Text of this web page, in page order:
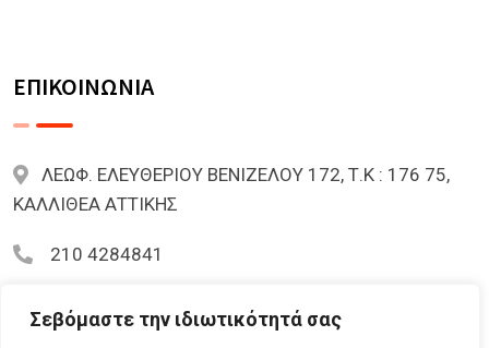
Σεβόμαστε την ιδιωτικότητά σας
ΕΠΙΚΟΙΝΩΝΙΑ
ΛΕΩΦ. ΕΛΕΥΘΕΡΙΟΥ ΒΕΝΙΖΕΛΟΥ 172, Τ.Κ : 176 75,
ΚΑΛΛΙΘΕΑ ΑΤΤΙΚΗΣ
210 4284841
mariazoi.powernumbers@gmail.com